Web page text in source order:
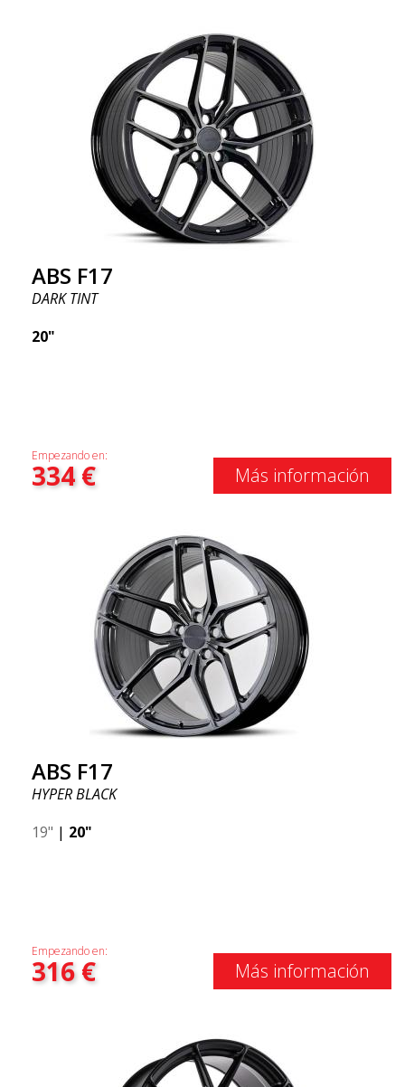
ABS F17
DARK TINT
20"
Empezando en:
334€ Más información
ABS F17
HYPER BLACK
19" | 20"
Empezando en:
316€ Más información